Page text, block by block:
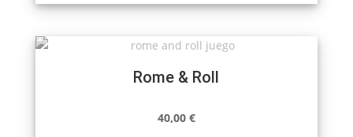
Rome & Roll
40,00 €